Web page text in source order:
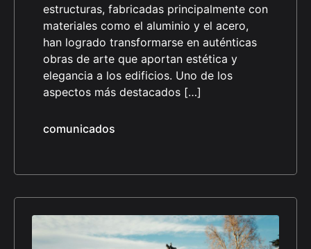
estructuras, fabricadas principalmente con
materiales como el aluminio y el acero,
han logrado transformarse en auténticas
obras de arte que aportan estética y
elegancia a los edificios. Uno de los
aspectos más destacados […]
comunicados